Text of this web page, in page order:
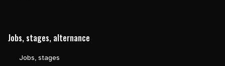
Jobs, stages, alternance
Jobs, stages